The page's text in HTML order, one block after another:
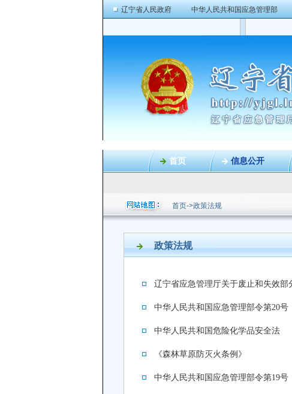
辽宁省人民政府
中华人民共和国应急管理部
首页 信息公开
首页->政策法规
政策法规
辽宁省应急管理厅关于废止和失效部
中华人民共和国应急管理部令第20号
中华人民共和国危险化学品安全法
《森林草原防灭火条例》
中华人民共和国应急管理部令第19号